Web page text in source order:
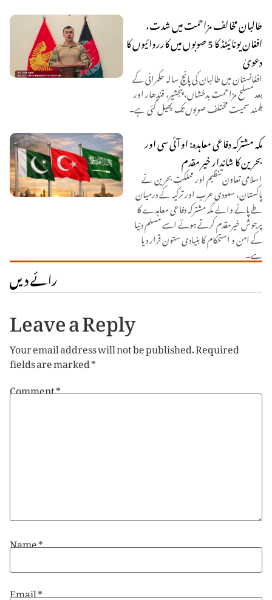
طالبان مخالف مزاحمت میں شدت،
افغان یونائیٹڈ کا 5 صوبوں میں کارروائیوں کا
دعویٰ
افغانستان میں طالبان کی پانچ سالہ حکمرانی کے
بعد مسلح مزاحمت بدخشاں، پنجشیر، قندھار اور
ہلمند سمیت مختلف صوبوں تک پھیل گئی ہے۔
مکہ مشترکہ دفاعی معاہدہ: او آئی سی اور
بحرین کا شاندار خیر مقدم
اسلامی تعاون تنظیم اور مملکتِ بحرین نے
پاکستان، سعودی عرب اور ترکیہ کے درمیان
طے پانے والے مکہ مشترکہ دفاعی معاہدے کا
پرجوش خیرمقدم کرتے ہوئے اسے مسلم دنیا
کے امن و استحکام کا بنیادی ستون قرار دیا
ہے۔
رائے دیں
Leave a Reply
Your email address will not be published.Required
fields are marked*
Comment*
Name*
Email*